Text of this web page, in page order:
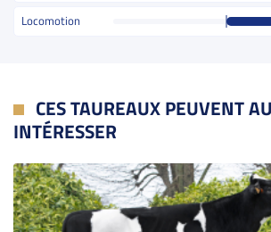
Locomotion
CES TAUREAUX PEUVENT
INTÉRESSER